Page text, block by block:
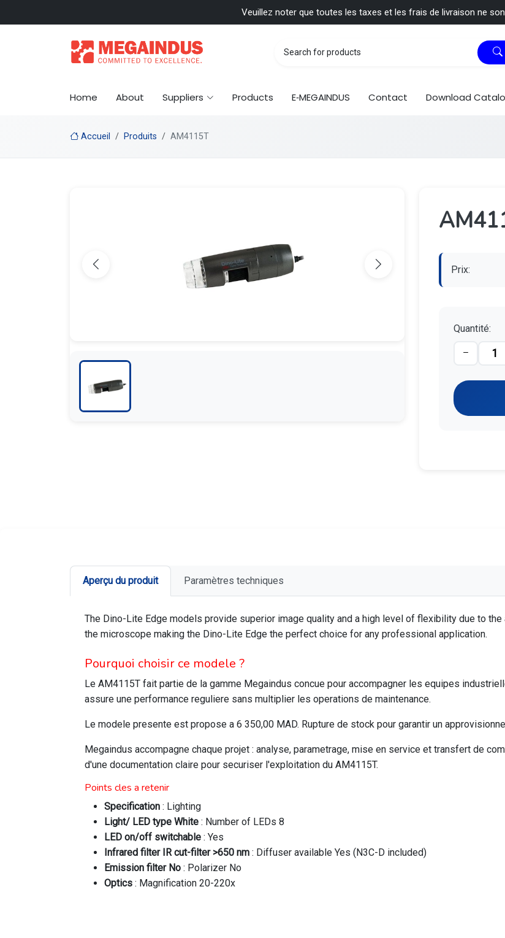
Veuillez noter que toutes les taxes et les frais de livraison ne
Home About Suppliers Products E‑MEGAINDUS Contact Download
Accueil Produits AM4115T
Prix:
Quantité:
Aperçu du produit Paramètres techniques
The Dino-Lite Edge models provide superior image quality and a high level of flexibility due to
the microscope making the Dino-Lite Edge the perfect choice for any professional application.
Pourquoi choisir ce modele ?
Le AM4115T fait partie de la gamme Megaindus concue pour accompagner les equipes
assure une performance reguliere sans multiplier les operations de maintenance.
Le modele presente est propose a 6 350,00 MAD. Rupture de stock pour garantir un
Megaindus accompagne chaque projet : analyse, parametrage, mise en service et transfert de
d'une documentation claire pour securiser l'exploitation du AM4115T.
Points cles a retenir
Specification : Lighting
Light/ LED type White : Number of LEDs 8
LED on/off switchable : Yes
Infrared filter IR cut-filter >650 nm : Diffuser available Yes (N3C-D included)
Emission filter No : Polarizer No
Optics : Magnification 20-220x